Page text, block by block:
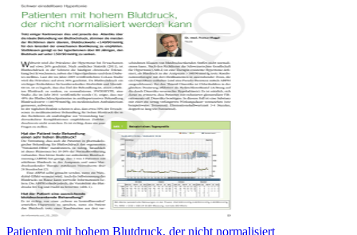
Patienten mit hohem Blutdruck, der nicht normalisiert